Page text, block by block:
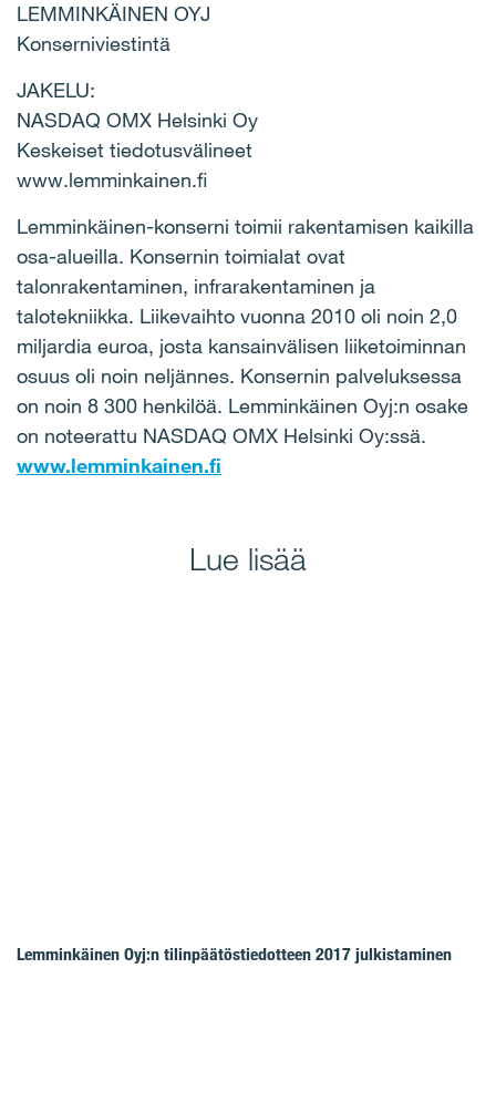
LEMMINKÄINEN OYJ
Konserniviestintä
JAKELU:
NASDAQ OMX Helsinki Oy
Keskeiset tiedotusvälineet
www.lemminkainen.fi
Lemminkäinen-konserni toimii rakentamisen kaikilla
osa-alueilla. Konsernin toimialat ovat
talonrakentaminen, infrarakentaminen ja
talotekniikka. Liikevaihto vuonna 2010 oli noin 2,0
miljardia euroa, josta kansainvälisen liiketoiminnan
osuus oli noin neljännes. Konsernin palveluksessa
on noin 8 300 henkilöä. Lemminkäinen Oyj:n osake
on noteerattu NASDAQ OMX Helsinki Oy:ssä.
www.lemminkainen.fi
Lue lisää
Lemminkäinen Oyj:n tilinpäätöstiedotteen 2017 julkistaminen